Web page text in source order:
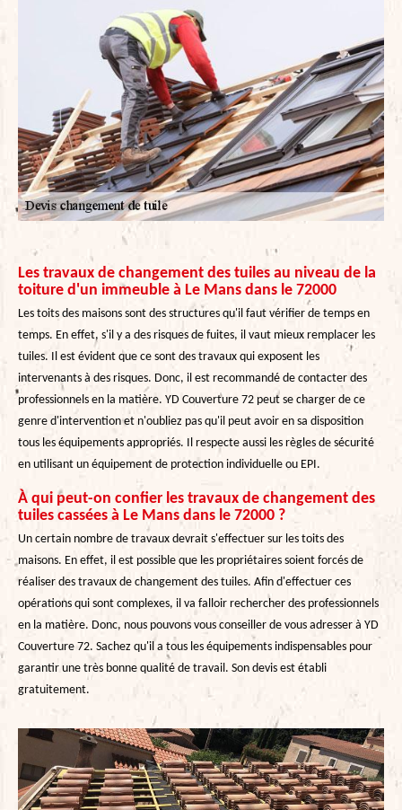
Les travaux de changement des tuiles au niveau de la
toiture d'un immeuble à Le Mans dans le 72000
Les toits des maisons sont des structures qu'il faut vérifier de temps en
temps. En effet, s'il y a des risques de fuites, il vaut mieux remplacer les
tuiles. Il est évident que ce sont des travaux qui exposent les
intervenants à des risques. Donc, il est recommandé de contacter des
professionnels en la matière. YD Couverture 72 peut se charger de ce
genre d'intervention et n'oubliez pas qu'il peut avoir en sa disposition
tous les équipements appropriés. Il respecte aussi les règles de sécurité
en utilisant un équipement de protection individuelle ou EPI.
À qui peut-on confier les travaux de changement des
tuiles cassées à Le Mans dans le 72000 ?
Un certain nombre de travaux devrait s'effectuer sur les toits des
maisons. En effet, il est possible que les propriétaires soient forcés de
réaliser des travaux de changement des tuiles. Afin d'effectuer ces
opérations qui sont complexes, il va falloir rechercher des professionnels
en la matière. Donc, nous pouvons vous conseiller de vous adresser à YD
Couverture 72. Sachez qu'il a tous les équipements indispensables pour
garantir une très bonne qualité de travail. Son devis est établi
gratuitement.